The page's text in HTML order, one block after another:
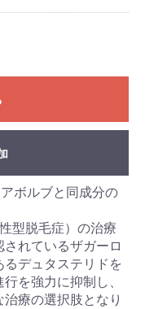
ボルブと同成分の
型脱毛症）の治療
れているザガーロ
デュタステリドを
を強力に抑制し、
療の選択肢となり